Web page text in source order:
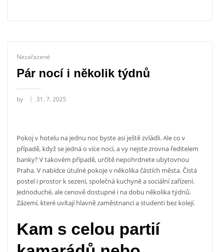
Nezařazené
Pár nocí i několik týdnů
by 31. 7. 2025
Pokoj v hotelu na jednu noc byste asi ještě zvládli. Ale co v
případě, když se jedná o více nocí, a vy nejste zrovna ředitelem
banky? V takovém případě, určitě nepohrdnete ubytovnou
Praha. V nabídce útulné pokoje v několika částích města. Čistá
postel i prostor k sezení, společná kuchyně a sociální zařízení.
Jednoduché, ale cenově dostupné i na dobu několika týdnů.
Zázemí, které uvítají hlavně zaměstnanci a studenti bez kolejí.
Kam s celou partií